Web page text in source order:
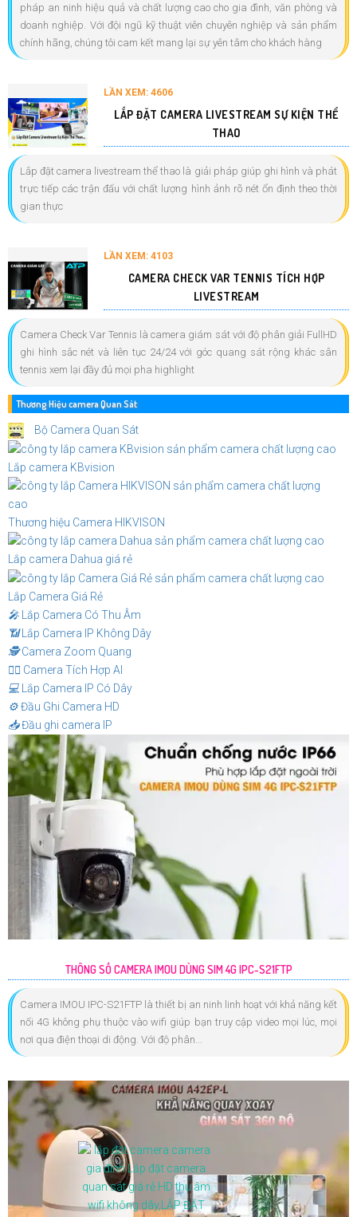
pháp an ninh hiệu quả và chất lượng cao cho gia đình, văn phòng và
doanh nghiệp. Với đội ngũ kỹ thuật viên chuyên nghiệp và sản phẩm
chính hãng, chúng tôi cam kết mang lại sự yên tâm cho khách hàng
LẦN XEM: 4606
LẮP ĐẶT CAMERA LIVESTREAM SỰ KIỆN THỂ
THAO
Lắp đặt camera livestream thể thao là giải pháp giúp ghi hình và phát
trực tiếp các trận đấu với chất lượng hình ảnh rõ nét ổn định theo thời
gian thực
LẦN XEM: 4103
CAMERA CHECK VAR TENNIS TÍCH HỢP
LIVESTREAM
Camera Check Var Tennis là camera giám sát với độ phân giải FullHD
ghi hình sắc nét và liên tục 24/24 với góc quang sát rộng khác sân
tennis xem lại đầy đủ mọi pha highlight
Thương Hiệu camera Quan Sát
Bộ Camera Quan Sát
Lắp camera KBvision
Thương hiệu Camera HIKVISON
Lắp camera Dahua giá rẻ
Lắp Camera Giá Rẻ
️🎤️ Lắp Camera Có Thu Âm
📶Lắp Camera IP Không Dây
🕵️Camera Zoom Quang
🧛‍♀️ Camera Tích Hợp AI
💻 Lắp Camera IP Có Dây
⚙️Đầu Ghi Camera HD
📥Đầu ghi camera IP
THÔNG SỐ CAMERA IMOU DÙNG SIM 4G IPC-S21FTP
Camera IMOU IPC-S21FTP là thiết bị an ninh linh hoạt với khả năng kết
nối 4G không phụ thuộc vào wifi giúp bạn truy cập video mọi lúc, mọi
nơi qua điện thoại di động. Với độ phân...